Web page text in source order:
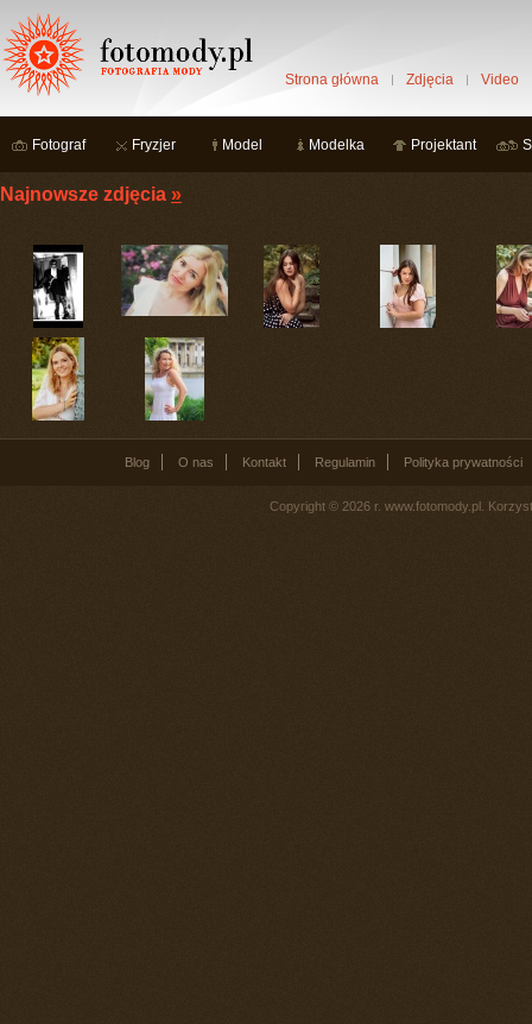
Strona główna Zdjęcia Video
Fotograf Fryzjer Model Modelka Projektant
Najnowsze zdjęcia »
Blog O nas Kontakt Regulamin Polityka prywatności
Copyright © 2026 r. www.fotomody.pl.